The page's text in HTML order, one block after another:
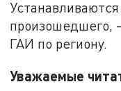
произошедшего,
ГАИ по региону.
Уважаемые